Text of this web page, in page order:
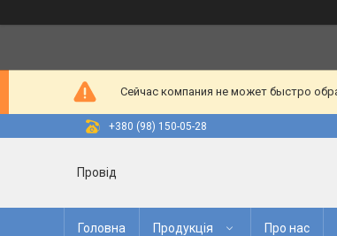
Сейчас компания не может быстро
+380 (98) 150-05-28
Провід
Головна Продукція Про нас